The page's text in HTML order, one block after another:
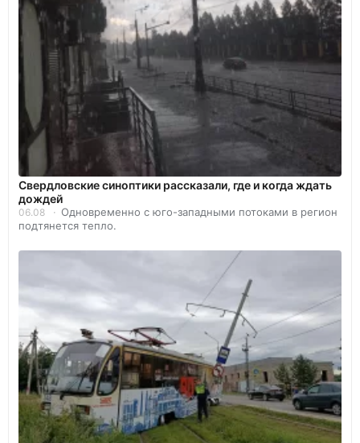
Свердловские синоптики рассказали, где и когда ждать
дождей
06.08
Одновременно с юго-западными потоками в регион
подтянется тепло.